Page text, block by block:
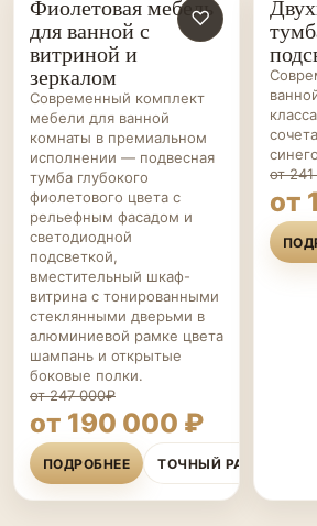
МЕБЕЛЬ ДЛЯ
ВАННОЙ НА ЗАКАЗ
♡
Фиолетовая мебель
для ванной с
витриной и
зеркалом
Современный комплект
мебели для ванной
комнаты в премиальном
исполнении — подвесная
тумба глубокого
фиолетового цвета с
рельефным фасадом и
светодиодной
подсветкой,
вместительный шкаф-
витрина с тонированными
стеклянными дверьми в
алюминиевой рамке цвета
шампань и открытые
боковые полки.
от 247 000₽
от 190 000 ₽
ПОДРОБНЕЕ ТОЧНЫЙ РАСЧЁТ
от
от